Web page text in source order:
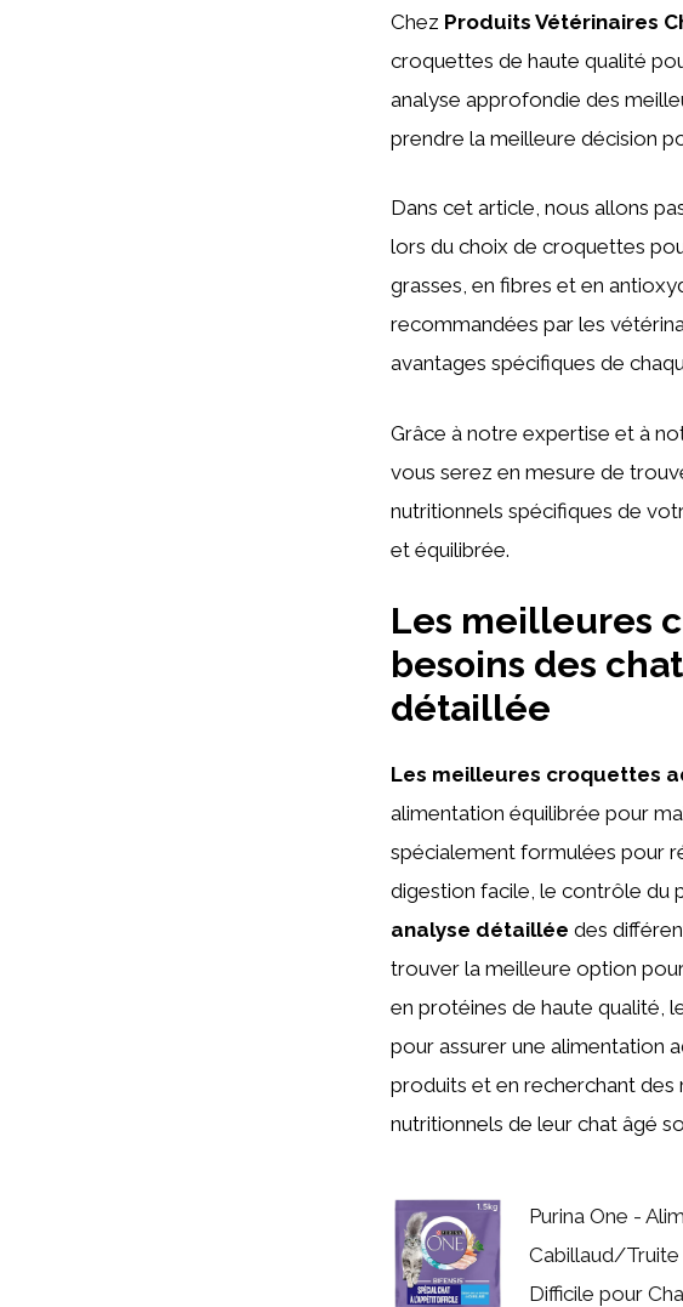
Chez Produits Vétérinaires
croquettes de haute qualité
analyse approfondie des
prendre la meilleure décision
Dans cet article, nous allons
lors du choix de croquettes
grasses, en fibres et en
recommandées par les
avantages spécifiques de
Grâce à notre expertise et à
vous serez en mesure de
nutritionnels spécifiques de
et équilibrée.
Les meilleures
besoins des
détaillée
Les meilleures croquettes
alimentation équilibrée pour
spécialement formulées pour
digestion facile, le contrôle du
analyse détaillée des
trouver la meilleure option
en protéines de haute qualité,
pour assurer une alimentation
produits et en recherchant des
nutritionnels de leur chat âgé
Purina One -
Cabillaud/
Difficile pour